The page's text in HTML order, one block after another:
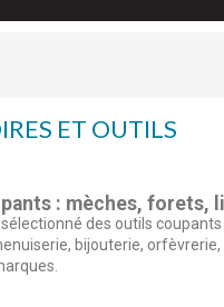
ET OUTILS
: mèches, forets,
des outils
bijouterie,